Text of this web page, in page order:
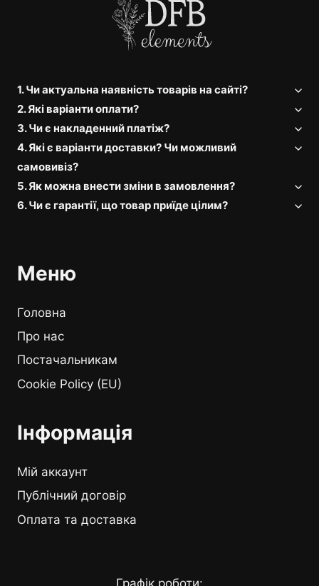
1. Чи актуальна наявність товарів на сайті?
2. Які варіанти оплати?
3. Чи є накладенний платіж?
4. Які є варіанти доставки? Чи можливий
самовивіз?
5. Як можна внести зміни в замовлення?
6. Чи є гарантії, що товар приїде цілим?
Меню
Головна
Про нас
Постачальникам
Cookie Policy (EU)
Інформація
Мій аккаунт
Публічний договір
Оплата та доставка